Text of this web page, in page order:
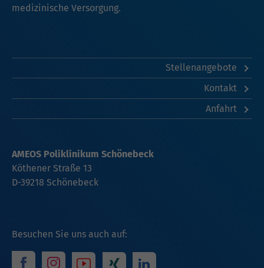
medizinische Versorgung.
Stellenangebote
Kontakt
Anfahrt
Besuchen Sie uns auch auf:
AMEOS Poliklinikum Schönebeck
Köthener Straße 13
D-39218 Schönebeck